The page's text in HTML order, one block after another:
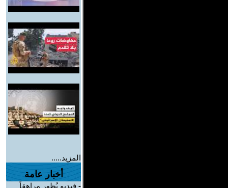
المزيد.....
أخبار عامة
- فيديو يُظهر مراهقاً